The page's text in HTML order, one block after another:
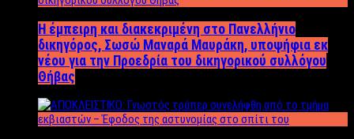
Η έμπειρη και διακεκριμένη στο Πανελλήνιο
δικηγόρος, Σωσώ Μαναρά Μαυράκη, υποψήφια εκ
νέου για την Προεδρία του δικηγορικού συλλόγου
Θήβας